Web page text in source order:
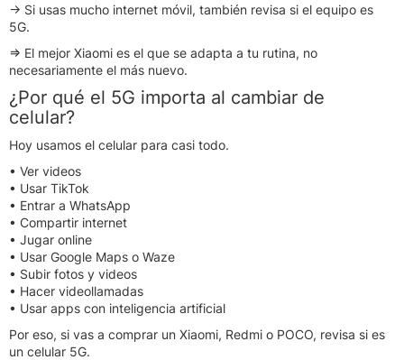
→ Si usas mucho internet móvil, también revisa si el equipo es
5G.
⇒ El mejor Xiaomi es el que se adapta a tu rutina, no
necesariamente el más nuevo.
¿Por qué el 5G importa al cambiar de
celular?
Hoy usamos el celular para casi todo.
• Ver videos
• Usar TikTok
• Entrar a WhatsApp
• Compartir internet
• Jugar online
• Usar Google Maps o Waze
• Subir fotos y videos
• Hacer videollamadas
• Usar apps con inteligencia artificial
Por eso, si vas a comprar un Xiaomi, Redmi o POCO, revisa si es
un celular 5G.